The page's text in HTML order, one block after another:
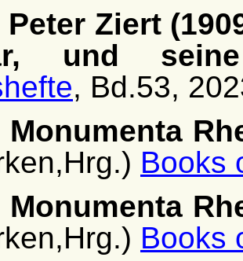
Peter Ziert
und
, Bd.53,
Monumenta
Books
Monumenta
Books